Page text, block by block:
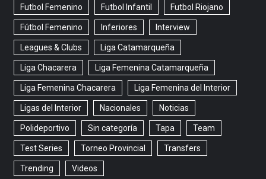
Futbol Femenino Futbol Infantil Futbol Riojano
Fútbol Femenino Inferiores Interview
Leagues & Clubs Liga Catamarqueña
Liga Chacarera Liga Femenina Catamarqueña
Liga Femenina Chacarera Liga Femenina del Interior
Ligas del Interior Nacionales Noticias
Polideportivo Sin categoría Tapa Team
Test Series Torneo Provincial Transfers
Trending Videos